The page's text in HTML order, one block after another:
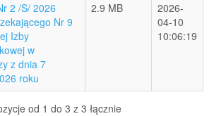
2 /S/ 2026
Nr 9
Izby
w
z dnia 7
roku
2.9 MB
2026-
04-10
10:06:19
od 1 do 3 z 3 łącznie